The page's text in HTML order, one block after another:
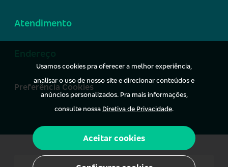
Atendimento
Endereço
Preferência Cookies
Usamos cookies pra oferecer a melhor experiência,
analisar o uso de nosso site e direcionar conteúdos e
anúncios personalizados. Pra mais informações,
consulte nossa Diretiva de Privacidade.
Aceitar cookies